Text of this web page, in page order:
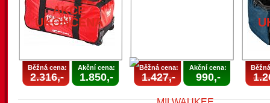
AKCE
UKONČENA
Běžná cena:
2.316,-
Akční cena:
1.850,-
Běžná cena:
1.427,-
Akční cena:
990,-